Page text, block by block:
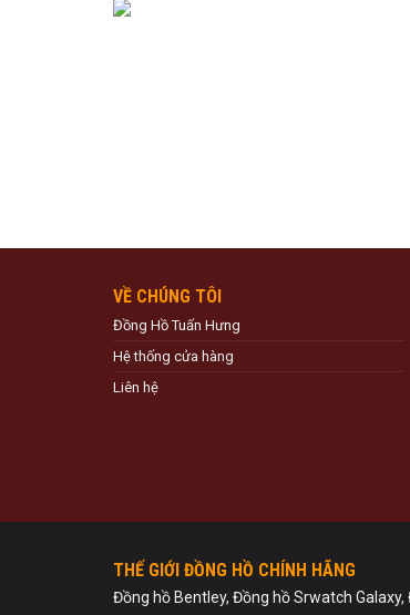
VỀ CHÚNG TÔI
Đồng Hồ Tuấn Hưng
Hệ thống cửa hàng
Liên hệ
THẾ GIỚI ĐỒNG HỒ CHÍNH HÃNG
Đồng hồ Bentley, Đồng hồ Srwatch Galaxy,